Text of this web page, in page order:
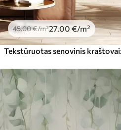
45.00€/m²27 .00 €/m²